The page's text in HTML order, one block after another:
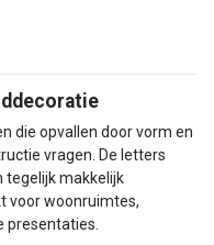
voor teksten die
permanent hoeven aan
foam dan met
hardere afwerking kun je
die opvallen door vorm en
vragen. De letters
tegelijk makkelijk
voor woonruimtes,
presentaties.